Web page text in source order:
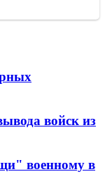
войск из
военному в